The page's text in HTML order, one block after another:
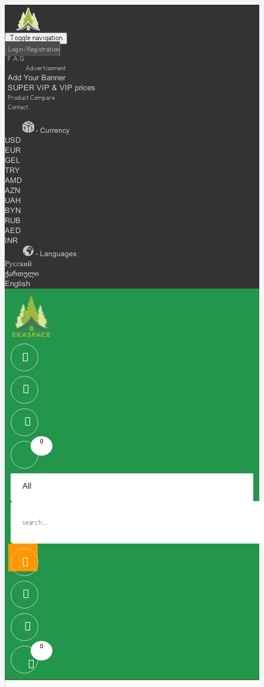
Toggle navigation
Login / Registration
F.A.Q
Advertisement
Add Your Banner
SUPER VIP & VIP prices
Product Compare
Contact
- Currency
USD
EUR
GEL
TRY
AMD
AZN
UAH
BYN
RUB
AED
INR
- Languages
Русский
ქართული
English
0
0